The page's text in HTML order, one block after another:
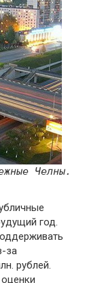
Челны.
год.
за
рублей.